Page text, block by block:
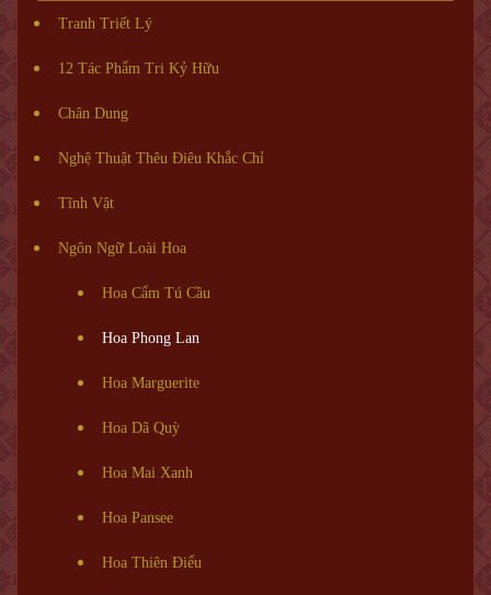
Tranh Triết Lý
12 Tác Phẩm Tri Kỷ Hữu
Chân Dung
Nghệ Thuật Thêu Điêu Khắc Chỉ
Tĩnh Vật
Ngôn Ngữ Loài Hoa
Hoa Cẩm Tú Cầu
Hoa Phong Lan
Hoa Marguerite
Hoa Dã Quỳ
Hoa Mai Xanh
Hoa Pansee
Hoa Thiên Điểu